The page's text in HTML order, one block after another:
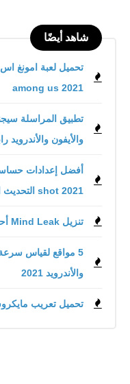
شاهد أيضًا
تحميل لعبة امونغ اس
among us 2021
والأيفون والأندرويد
shot 2021 التحديث الجديد
تنزيل Mind Leak أحد تطبيقات الرفاهية الرقمية والإبداعية
5 مواقع لقياس سرعة
والأندرويد 2021
تحميل تعريب